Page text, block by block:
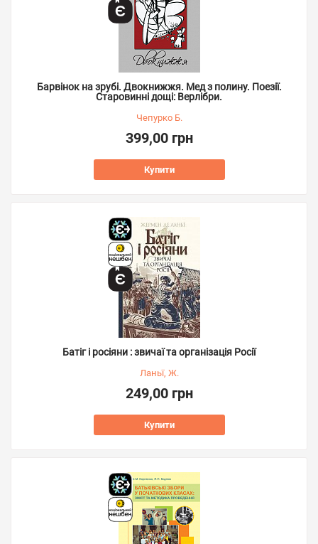
Барвінок на зрубі. Двокнижжя. Мед з полину. Поезії.
Старовинні дощі: Верлібри.
Чепурко Б.
399,00 грн
Купити
Батіг і росіяни : звичаї та організація Росії
Ланьї, Ж.
249,00 грн
Купити